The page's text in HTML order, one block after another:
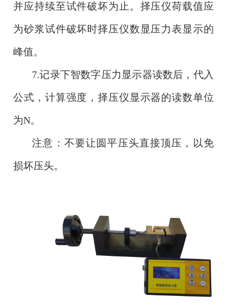
并应持续至试件破坏为止。择压仪荷载值应
为砂浆试件破坏时择压仪数显压力表显示的
峰值。
7.记录下智数字压力显示器读数后，代入
公式，计算强度，择压仪显示器的读数单位
为N。
注意：不要让圆平压头直接顶压，以免
损坏压头。